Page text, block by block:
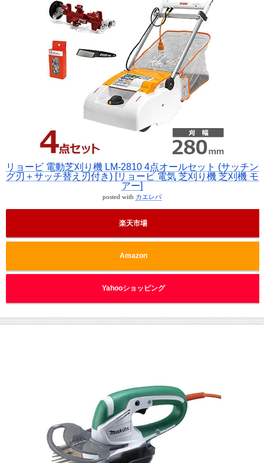
リョービ 電動芝刈り機 LM-2810 4点オールセット (サッチン
グ刃＋サッチ替え刃付き) [リョービ 電気 芝刈り機 芝刈機 モ
アー]
posted with カエレバ
楽天市場
Amazon
Yahooショッピング